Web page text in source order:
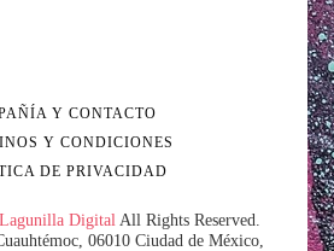
Lagunilla DigitalAll Rights Reserved.
06010 Ciudad de México,
Y CONTACTO
Y CONDICIONES
DE PRIVACIDAD